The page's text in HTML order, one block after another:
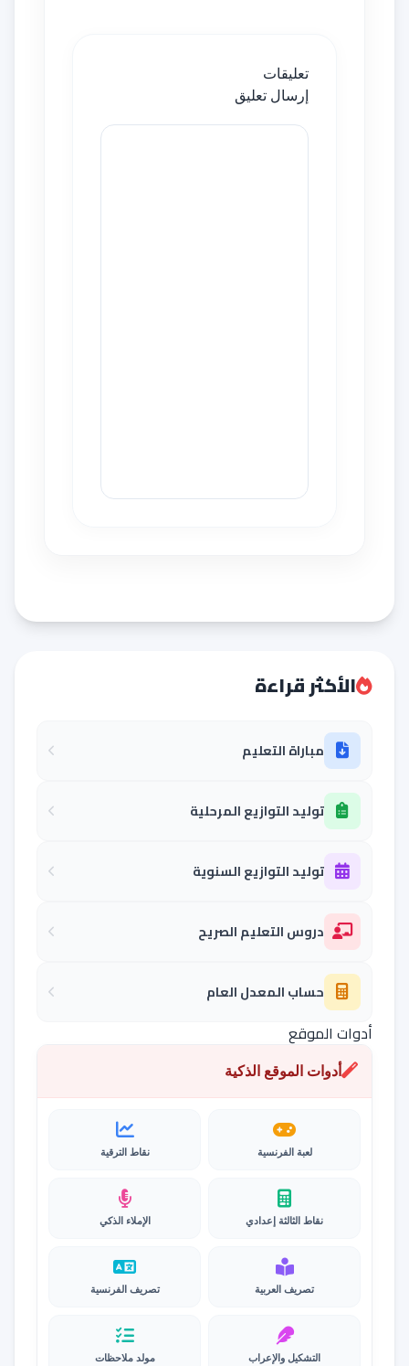
تعليقات
إرسال تعليق
الأكثر قراءة
مباراة التعليم
توليد التوازيع المرحلية
توليد التوازيع السنوية
دروس التعليم الصريح
حساب المعدل العام
أدوات الموقع
أدوات الموقع الذكية
لعبة الفرنسية نقاط الترقية
نقاط الثالثة إعدادي الإملاء الذكي
تصريف العربية تصريف الفرنسية
التشكيل والإعراب مولد ملاحظات